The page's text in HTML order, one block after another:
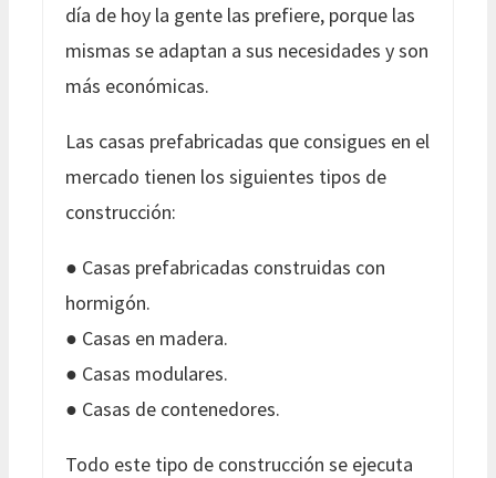
día de hoy la gente las prefiere, porque las
mismas se adaptan a sus necesidades y son
más económicas.
Las casas prefabricadas que consigues en el
mercado tienen los siguientes tipos de
construcción:
● Casas prefabricadas construidas con
hormigón.
● Casas en madera.
● Casas modulares.
● Casas de contenedores.
Todo este tipo de construcción se ejecuta